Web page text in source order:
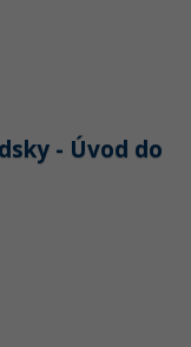
- Úvod do